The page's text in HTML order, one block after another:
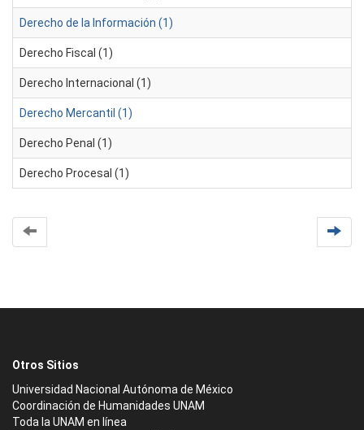
Derecho de la Información (1)
Derecho Fiscal (1)
Derecho Internacional (1)
Derecho Mercantil (1)
Derecho Penal (1)
Derecho Procesal (1)
Otros Sitios
Universidad Nacional Autónoma de México
Coordinación de Humanidades UNAM
Toda la UNAM en línea